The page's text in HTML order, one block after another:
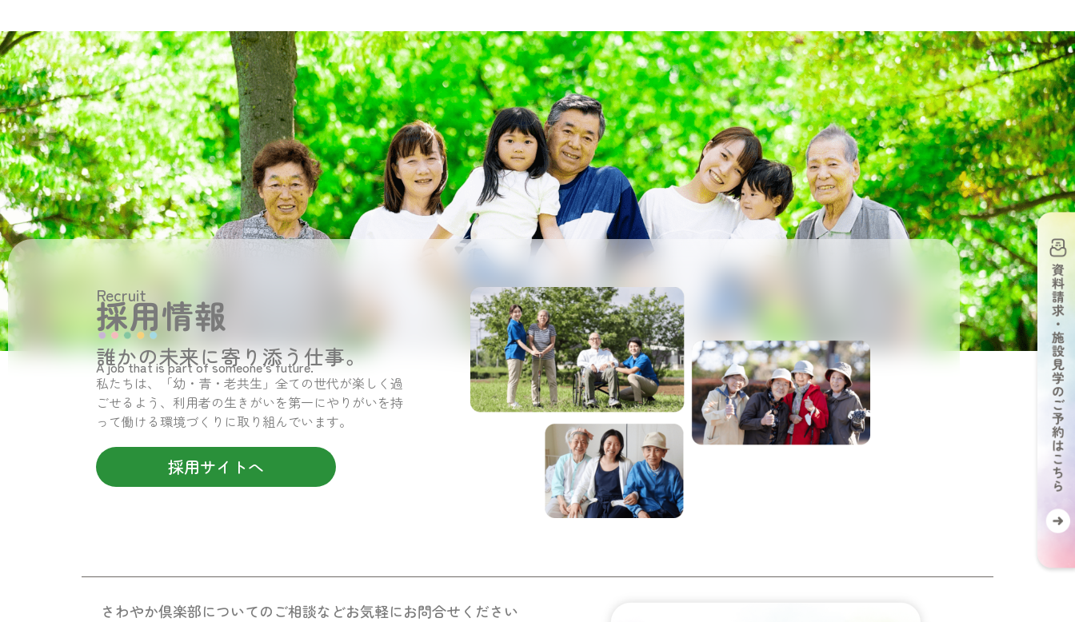
Recruit
採用情報
誰かの未来に寄り添う仕事。
A job that is part of someone’s future.
私たちは、「幼・青・老共生」全ての世代が楽しく過
ごせるよう、利用者の生きがいを第一にやりがいを持
って働ける環境づくりに取り組んでいます。
採用サイトへ
さわやか倶楽部についてのご相談などお気軽にお問合せください